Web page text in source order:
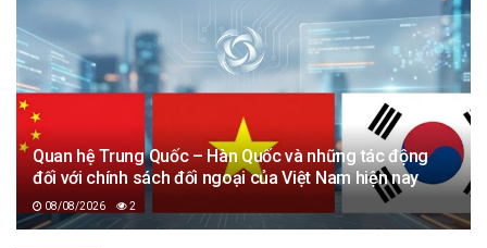
Quan hệ Trung Quốc – Hàn Quốc và những tác động
đối với chính sách đối ngoại của Việt Nam hiện nay
08/08/2026 2